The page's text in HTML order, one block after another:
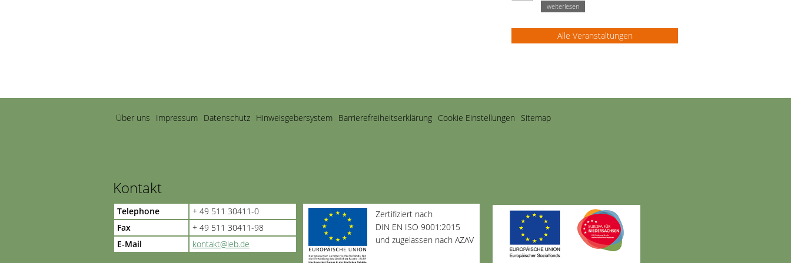
weiterlesen
Alle Veranstaltungen
Navigation
überspringen
Über uns Impressum Datenschutz Hinweisgebersystem Barriere­freiheits­erklärung Cookie Einstellungen Sitemap
Kontakt
Telephone
+ 49 511 30411-0
Fax
+ 49 511 30411-98
E-Mail
kontakt@leb.de
Zertifiziert nach
DIN EN ISO 9001:2015
und zugelassen nach AZAV